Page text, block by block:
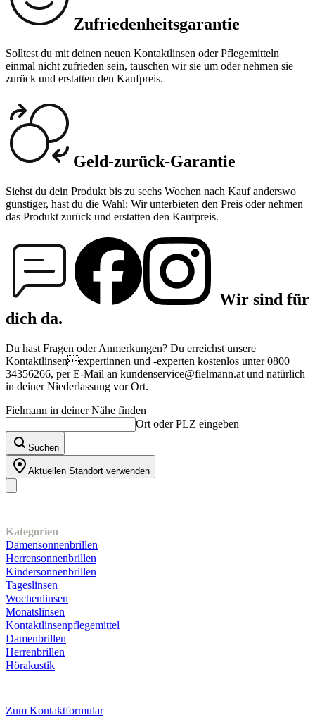
Zufriedenheitsgarantie
Solltest du mit deinen neuen Kontaktlinsen oder Pflegemitteln
einmal nicht zufrieden sein, tauschen wir sie um oder nehmen sie
zurück und erstatten den Kaufpreis.
Geld-zurück-Garantie
Siehst du dein Produkt bis zu sechs Wochen nach Kauf anderswo
günstiger, hast du die Wahl: Wir unterbieten den Preis oder nehmen
das Produkt zurück und erstatten den Kaufpreis.
Wir sind für
dich da.
Du hast Fragen oder Anmerkungen? Du erreichst unsere
Kontaktlinsenexpertinnen und -experten kostenlos unter 0800
34356266, per E-Mail an kundenservice@fielmann.at und natürlich
in deiner Niederlassung vor Ort.
Fielmann in deiner Nähe finden
Ort oder PLZ eingeben
Suchen
Aktuellen Standort verwenden
Kategorien
Damensonnenbrillen
Herrensonnenbrillen
Kindersonnenbrillen
Tageslinsen
Wochenlinsen
Monatslinsen
Kontaktlinsenpflegemittel
Damenbrillen
Herrenbrillen
Hörakustik
Zum Kontaktformular